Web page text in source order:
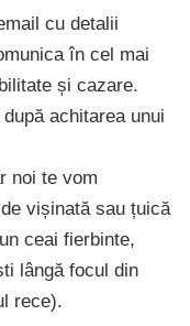
cu detalii
în cel mai
și cazare.
achitarea unui
noi te vom
vișinată sau țuică
ceai fierbinte,
lângă focul din
rece).